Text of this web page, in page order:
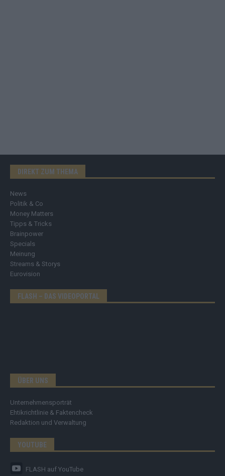
DIREKT ZUM THEMA
News
Politik & Co
Money Matters
Tipps & Tricks
Brainpower
Specials
Meinung
Streams & Storys
Eurovision
FLASH – DAS VIDEOPORTAL
ÜBER UNS
Unternehmensporträt
Ehtikrichtlinie & Faktencheck
Redaktion und Verwaltung
YOUTUBE
FLASH auf YouTube